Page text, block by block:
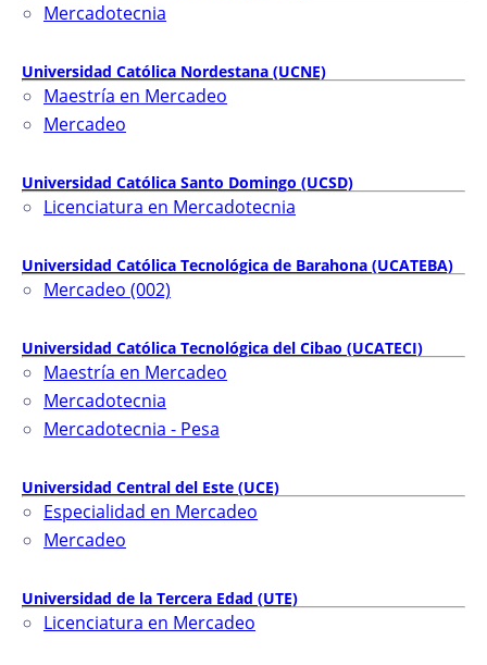
Mercadotecnia
Universidad Católica Nordestana (UCNE)
Maestría en Mercadeo
Mercadeo
Universidad Católica Santo Domingo (UCSD)
Licenciatura en Mercadotecnia
Universidad Católica Tecnológica de Barahona (UCATEBA)
Mercadeo (002)
Universidad Católica Tecnológica del Cibao (UCATECI)
Maestría en Mercadeo
Mercadotecnia
Mercadotecnia - Pesa
Universidad Central del Este (UCE)
Especialidad en Mercadeo
Mercadeo
Universidad de la Tercera Edad (UTE)
Licenciatura en Mercadeo